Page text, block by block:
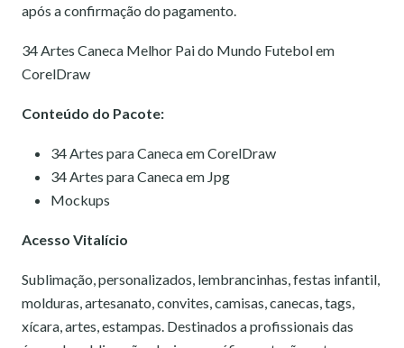
após a confirmação do pagamento.
34 Artes Caneca Melhor Pai do Mundo Futebol em
CorelDraw
Conteúdo do Pacote:
34 Artes para Caneca em CorelDraw
34 Artes para Caneca em Jpg
Mockups
Acesso Vitalício
Sublimação, personalizados, lembrancinhas, festas infantil,
molduras, artesanato, convites, camisas, canecas, tags,
xícara, artes, estampas. Destinados a profissionais das